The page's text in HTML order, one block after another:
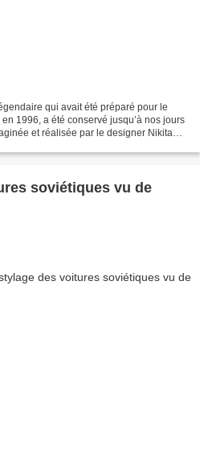
qui avait été préparé pour le
1996, a été conservé jusqu’à nos jours
et réalisée par le designer Nikita
soviétiques vu de